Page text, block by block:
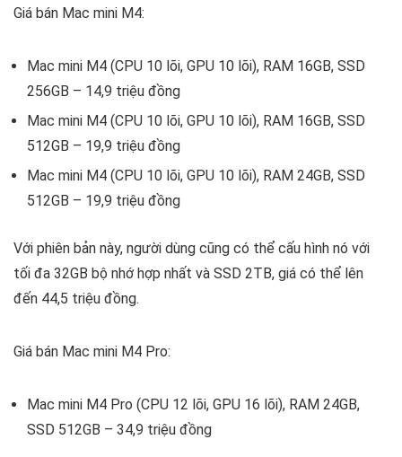
Giá bán Mac mini M4:
Mac mini M4 (CPU 10 lõi, GPU 10 lõi), RAM 16GB, SSD
256GB – 14,9 triệu đồng
Mac mini M4 (CPU 10 lõi, GPU 10 lõi), RAM 16GB, SSD
512GB – 19,9 triệu đồng
Mac mini M4 (CPU 10 lõi, GPU 10 lõi), RAM 24GB, SSD
512GB – 19,9 triệu đồng
Với phiên bản này, người dùng cũng có thể cấu hình nó với
tối đa 32GB bộ nhớ hợp nhất và SSD 2TB, giá có thể lên
đến 44,5 triệu đồng.
Giá bán Mac mini M4 Pro:
Mac mini M4 Pro (CPU 12 lõi, GPU 16 lõi), RAM 24GB,
SSD 512GB – 34,9 triệu đồng